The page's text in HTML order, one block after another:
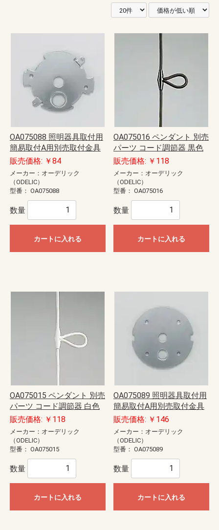
OA075088 照明器具取付用
簡易取付A用別売取付金具
販売価格: ￥84
メーカー：オーデリック
（ODELIC）
型番： OA075088
数量
カートに入れる
OA075016 ペンダント 別売
パーツ コード調節器 黒色
販売価格: ￥118
メーカー：オーデリック
（ODELIC）
型番： OA075016
数量
カートに入れる
OA075015 ペンダント 別売
パーツ コード調節器 白色
販売価格: ￥118
メーカー：オーデリック
（ODELIC）
型番： OA075015
数量
カートに入れる
OA075089 照明器具取付用
簡易取付A用別売取付金具
販売価格: ￥146
メーカー：オーデリック
（ODELIC）
型番： OA075089
数量
カートに入れる